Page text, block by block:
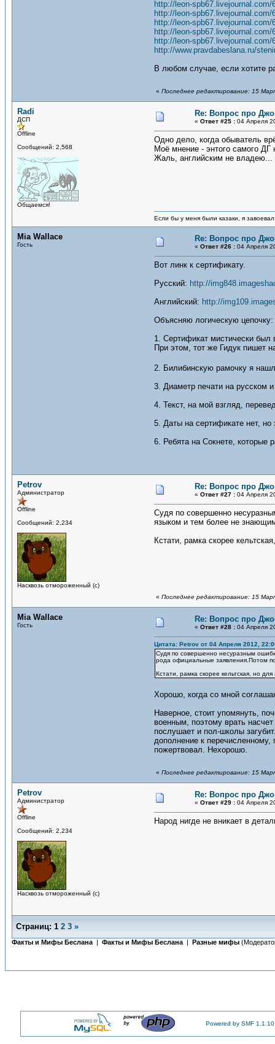
http://leon-spb67.livejournal.com/
http://leon-spb67.livejournal.com/
http://leon-spb67.livejournal.com/
http://leon-spb67.livejournal.com/
http://leon-spb67.livejournal.com/
http://www.pravdabeslana.ru/
В любом случае, если хотите
« Последнее редактирование: 15
Radi
ДСП
Offline
Сообщений: 2,568
Общаемся!
Re: Вопрос про
« Ответ #25 : 04 Апреля
Одно дело, когда обыватель
Моё мнение - энтого самого
Жаль, английским не владею...
Если бы у меня были казаки, я
Mia Wallace
Гость
Re: Вопрос про
« Ответ #26 : 04 Апреля
Вот линк к сертификату.
Русский: http://
Английский: http://
Объясняю логическую цепочку:
1. Сертификат мистически был
При этом, тот же Гидук пишет
2. Билибинскую рамочку я
3. Диаметр печати на русском
4. Текст, на мой взгляд,
5. Даты на сертификате нет, но
6. Ребята на Сокнете, которые
Petrov
Администратор
Offline
Сообщений: 2,234
Насквозь отмороженный (с)
Re: Вопрос про
« Ответ #27 : 04 Апреля
Судя по совершенно
языком и тем более не
Кстати, рамка скорее
« Последнее редактирование: 15
Mia Wallace
Гость
Re: Вопрос про
« Ответ #28 : 04 Апреля
Цитата: Petrov от 04 Апреля 2012,
Судя по совершенно несуразным
рода официальные заявления.Потом
Кстати, рамка скорее кельтская, но
Хорошо, когда со мной
Наверное, стоит упомянуть,
военным, поэтому врать
послушает и пол-школы
дополнение к перечисленному,
пожертвовал. Нехорошо.
« Последнее редактирование: 15
Petrov
Администратор
Offline
Сообщений: 2,234
Насквозь отмороженный (с)
Re: Вопрос про
« Ответ #29 : 04 Апреля
Народ нигде не вникает в
Страниц: 1 2 3 »
Факты и Мифы Беслана | Факты и Мифы Беслана | Разные мифы
Powered by SMF 1.1.10